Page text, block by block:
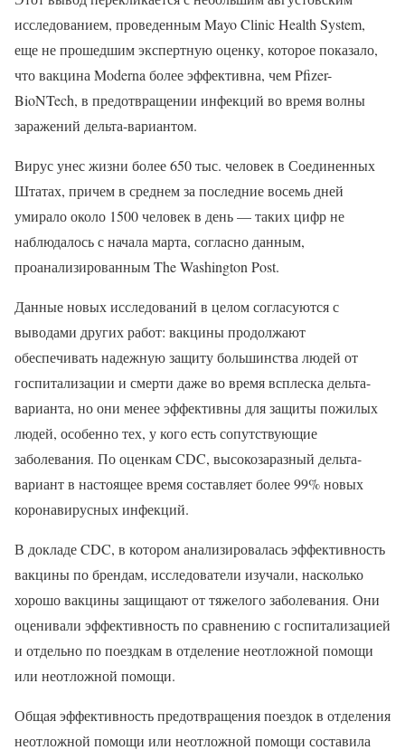
исследованием, проведенным Mayo Clinic Health System,
еще не прошедшим экспертную оценку, которое показало,
что вакцина Moderna более эффективна, чем Pfizer-
BioNTech, в предотвращении инфекций во время волны
заражений дельта-вариантом.
Вирус унес жизни более 650 тыс. человек в Соединенных
Штатах, причем в среднем за последние восемь дней
умирало около 1500 человек в день — таких цифр не
наблюдалось с начала марта, согласно данным,
проанализированным The Washington Post.
Данные новых исследований в целом согласуются с
выводами других работ: вакцины продолжают
обеспечивать надежную защиту большинства людей от
госпитализации и смерти даже во время всплеска дельта-
варианта, но они менее эффективны для защиты пожилых
людей, особенно тех, у кого есть сопутствующие
заболевания. По оценкам CDC, высокозаразный дельта-
вариант в настоящее время составляет более 99% новых
коронавирусных инфекций.
В докладе CDC, в котором анализировалась эффективность
вакцины по брендам, исследователи изучали, насколько
хорошо вакцины защищают от тяжелого заболевания. Они
оценивали эффективность по сравнению с госпитализацией
и отдельно по поездкам в отделение неотложной помощи
или неотложной помощи.
Общая эффективность предотвращения поездок в отделения
неотложной помощи или неотложной помощи составила